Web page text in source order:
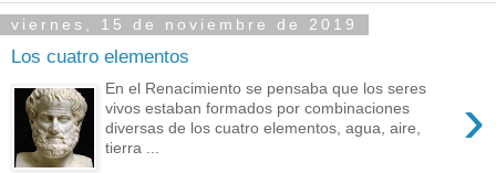
viernes, 15 de noviembre de 2019
Los cuatro elementos
›
En el Renacimiento se pensaba que los seres
vivos estaban formados por combinaciones
diversas de los cuatro elementos, agua, aire,
tierra ...